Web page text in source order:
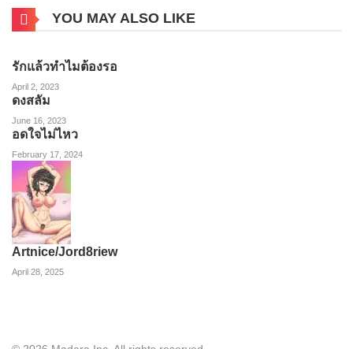
YOU MAY ALSO LIKE
รักแล้วทำไมต้องรอ
April 2, 2023
ดงสลัม
June 16, 2023
อดใจไม่ไหว
February 17, 2024
Artnice/Jord8riew
April 28, 2025